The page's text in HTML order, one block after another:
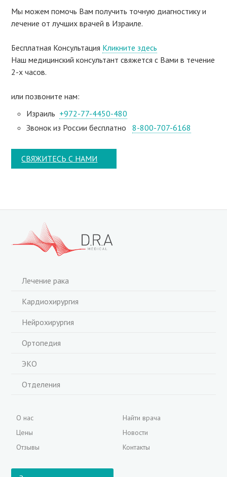
Мы можем помочь Вам получить точную диагностику и
лечение от лучших врачей в Израиле.
Бесплатная Консультация Кликните здесь
Наш медицинский консультант свяжeтся с Вами в течение
2-х часов.
или позвоните нам:
Израиль +972-77-4450-480
Звонок из России бесплатно8-800-707-6168
СВЯЖИТЕСЬ С НАМИ
Лечение рака
Кардиохирургия
Нейрохирургия
Ортопедия
ЭКО
Отделения
О нас
Цены
Отзывы
Найти врача
Новости
Контакты